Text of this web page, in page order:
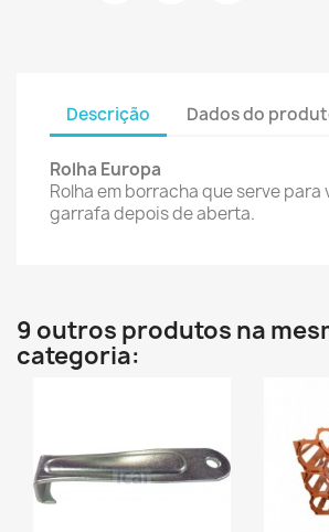
Descrição Dados do
Rolha Europa
Rolha em borracha que serve para
garrafa depois de aberta.
9 outros produtos na
categoria: